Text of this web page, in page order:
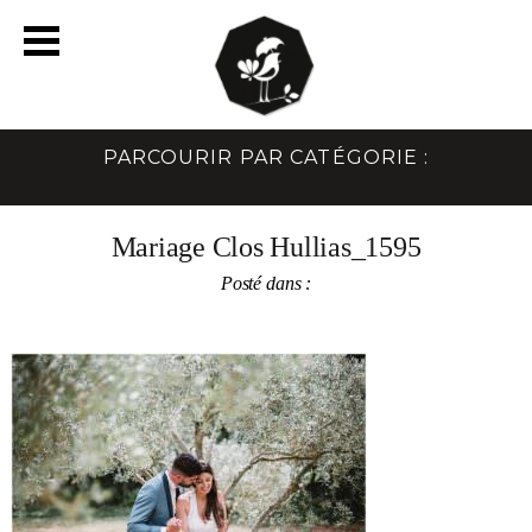
PARCOURIR PAR CATÉGORIE :
Mariage Clos Hullias_1595
Posté dans :